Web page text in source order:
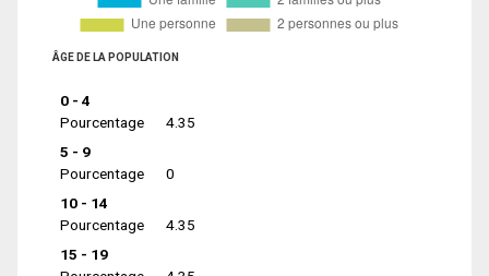
ÂGE DE LA POPULATION
0 - 4
Pourcentage
4.35
5 - 9
Pourcentage
0
10 - 14
Pourcentage
4.35
15 - 19